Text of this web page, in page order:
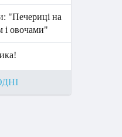
"Печериці на
і овочами"